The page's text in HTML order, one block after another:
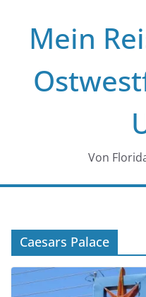
springenMein
Von
Caesars Palace